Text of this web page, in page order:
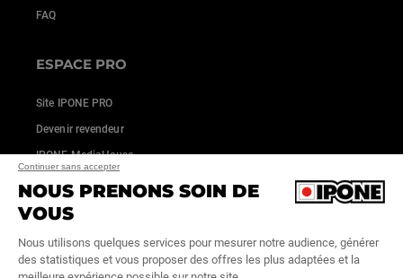
Continuer sans accepter
NOUS PRENONS SOIN DE
VOUS
Nous utilisons quelques services pour mesurer notre audience, générer
des statistiques et vous proposer des offres les plus adaptées et la
FAQ
ESPACE PRO
Site IPONE PRO
Devenir revendeur
IPONE MediaHouse